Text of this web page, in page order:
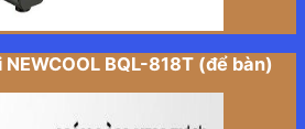
BQL-818T (để bàn)